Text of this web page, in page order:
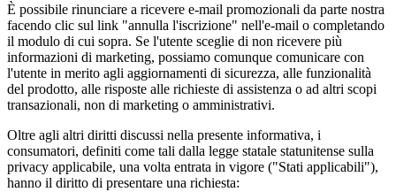
È possibile rinunciare a ricevere e-mail promozionali da parte nostra
facendo clic sul link "annulla l'iscrizione" nell'e-mail o completando
il modulo di cui sopra. Se l'utente sceglie di non ricevere più
informazioni di marketing, possiamo comunque comunicare con
l'utente in merito agli aggiornamenti di sicurezza, alle funzionalità
del prodotto, alle risposte alle richieste di assistenza o ad altri scopi
transazionali, non di marketing o amministrativi.
Oltre agli altri diritti discussi nella presente informativa, i
consumatori, definiti come tali dalla legge statale statunitense sulla
privacy applicabile, una volta entrata in vigore ("Stati applicabili"),
hanno il diritto di presentare una richiesta: